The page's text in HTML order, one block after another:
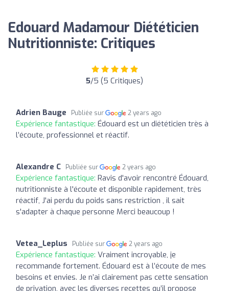
Edouard Madamour Diététicien
Nutritionniste: Critiques
5/5 (5 Critiques)
Adrien Bauge Publiée sur 2 years ago
Expérience fantastique: Édouard est un diététicien très à
l’écoute, professionnel et réactif.
Alexandre C Publiée sur 2 years ago
Expérience fantastique: Ravis d'avoir rencontré Édouard,
nutritionniste à l'écoute et disponible rapidement, très
réactif, J'ai perdu du poids sans restriction , il sait
s'adapter à chaque personne Merci beaucoup !
Vetea_Leplus Publiée sur 2 years ago
Expérience fantastique: Vraiment incroyable, je
recommande fortement. Édouard est à l’écoute de mes
besoins et envies. Je n’ai clairement pas cette sensation
de privation, avec les diverses recettes qu’il propose